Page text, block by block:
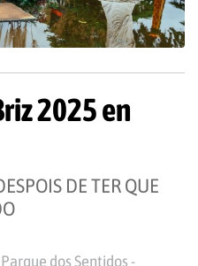
2025 en
DE TER QUE
dos Sentidos -